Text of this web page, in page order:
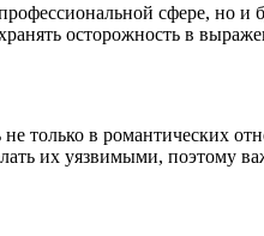
сфере, но и
осторожность в
только в романтических
их уязвимыми, поэтому